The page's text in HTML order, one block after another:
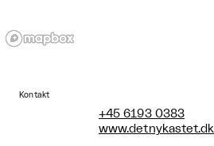
Kontakt
+45 6193 0383
www.detnykastet.dk